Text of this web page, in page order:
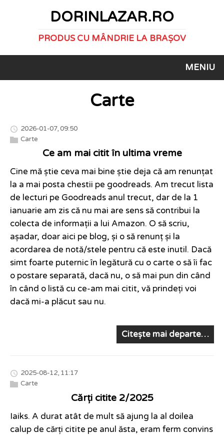
DORINLAZAR.RO
PRODUS CU MÂNDRIE LA BRAȘOV
MENIU
Carte
2026-01-07, 09:50
Carte
Ce am mai citit în ultima vreme
Cine mă știe ceva mai bine știe deja că am renunțat
la a mai posta chestii pe goodreads. Am trecut lista
de lecturi pe Goodreads anul trecut, dar de la 1
ianuarie am zis că nu mai are sens să contribui la
colecta de informații a lui Amazon. O să scriu,
așadar, doar aici pe blog, și o să renunț și la
acordarea de notă/stele pentru că este inutil. Dacă
simt foarte puternic în legătură cu o carte o să îi fac
o postare separată, dacă nu, o să mai pun din când
în când o listă cu ce-am mai citit, vă prindeți voi
dacă mi-a plăcut sau nu.
Citește mai departe…
2025-08-12, 11:17
Carte
Cărți citite 2/2025
Iaiks. A durat atât de mult să ajung la al doilea
calup de cărți citite pe anul ăsta, eram ferm convins